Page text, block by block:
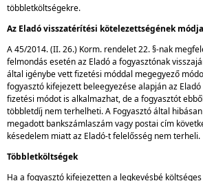
többletköltségekre.
Az Eladó visszatérítési kötelezettségének módja
A 45/2014. (II. 26.) Korm. rendelet 22. §-nak
felmondás esetén az Eladó a fogyasztónak
által igénybe vett fizetési móddal megegyező
fogyasztó kifejezett beleegyezése alapján az
fizetési módot is alkalmazhat, de a fogyasztót
többletdíj nem terhelheti. A Fogyasztó által
megadott bankszámlaszám vagy postai cím
késedelem miatt az Eladó-t felelősség nem terheli.
Többletköltségek
Ha a fogyasztó kifejezetten a legkevésbé